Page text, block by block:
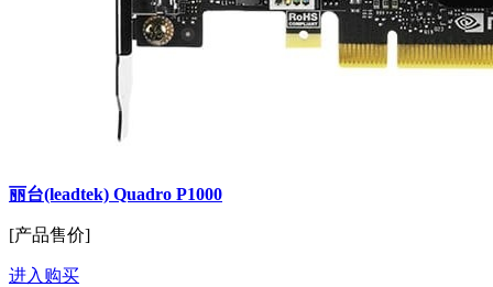
丽台(leadtek) Quadro P1000
[产品售价]
进入购买